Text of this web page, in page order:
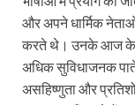
और अपने धार्मिक
करते थे। उनके आज के
अधिक सुविधाजनक
असहिष्णुता और